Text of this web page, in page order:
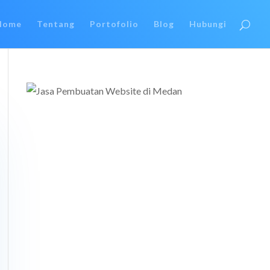
Tentang Portofolio Blog Hubungi